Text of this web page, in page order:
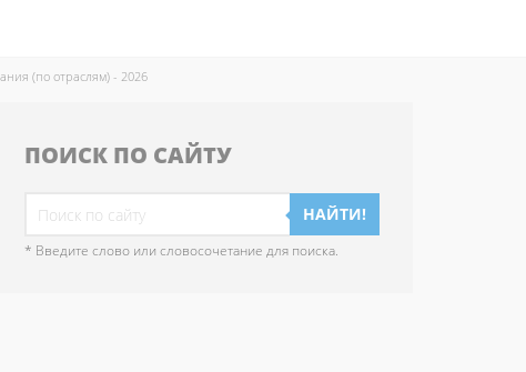
(по отраслям) - 2026
ПОИСК ПО САЙТУ
НАЙТИ!
* Введите слово или словосочетание для поиска.